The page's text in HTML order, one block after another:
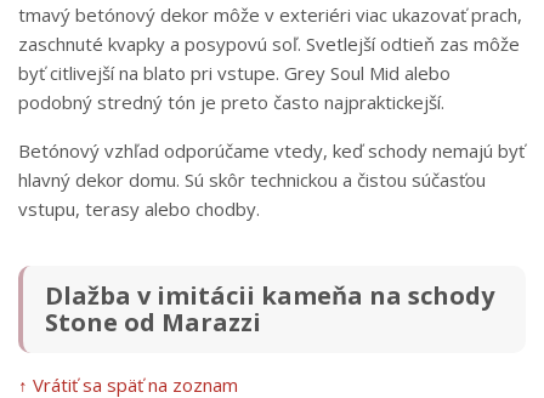
tmavý betónový dekor môže v exteriéri viac ukazovať prach,
zaschnuté kvapky a posypovú soľ. Svetlejší odtieň zas môže
byť citlivejší na blato pri vstupe. Grey Soul Mid alebo
podobný stredný tón je preto často najpraktickejší.
Betónový vzhľad odporúčame vtedy, keď schody nemajú byť
hlavný dekor domu. Sú skôr technickou a čistou súčasťou
vstupu, terasy alebo chodby.
Dlažba v imitácii kameňa na schody
Stone od Marazzi
↑ Vrátiť sa späť na zoznam